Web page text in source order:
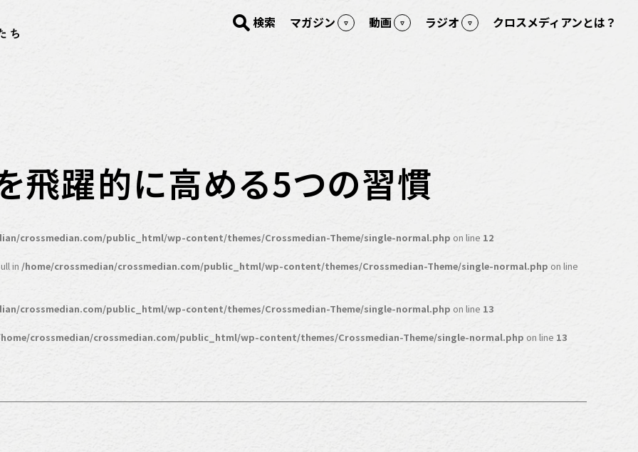
検索 マガジン 動画 ラジオ クロスメディアンとは？
飛躍的に高める5つの習慣
crossmedian.com/public_html/wp-content/themes/Crossmedian-Theme/single-normal.php on line 12
in /home/crossmedian/crossmedian.com/public_html/wp-content/themes/Crossmedian-Theme/single-normal.php on line
crossmedian.com/public_html/wp-content/themes/Crossmedian-Theme/single-normal.php on line 13
crossmedian/crossmedian.com/public_html/wp-content/themes/Crossmedian-Theme/single-normal.php on line 13